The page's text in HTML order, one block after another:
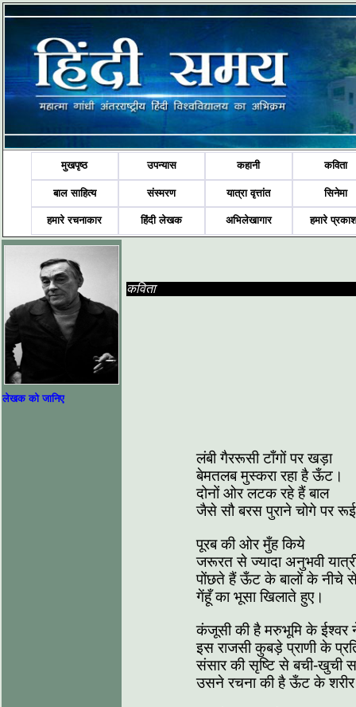
मुखपृष्ठ उपन्यास कहानी कविता
बाल साहित्य संस्मरण यात्रा वृत्तांत सिनेमा
हमारे रचनाकार हिंदी लेखक अभिलेखागार हमारे
लेखक को जानिए
कविता
लंबी गैररूसी टाँगों पर खड़ा
बेमतलब मुस्‍करा रहा है ऊँट।
दोनों ओर लटक रहे हैं बाल
जैसे सौ बरस पुराने चोगे पर
पूरब की ओर मुँह किये
जरूरत से ज्यादा अनुभवी
पोंछते हैं ऊँट के बालों के नीचे
गेंहूँ का भूसा खिलाते हुए।
कंजूसी की है मरुभूमि के ईश्‍वर
इस राजसी कुबड़े प्राणी के
संसार की सृष्टि से बची-खुची
उसने रचना की है ऊँट के